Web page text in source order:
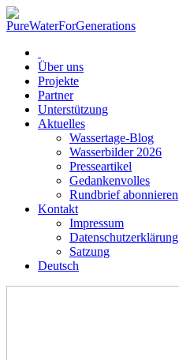
Über uns
Projekte
Partner
Unterstützung
Aktuelles
Wassertage-Blog
Wasserbilder 2026
Presseartikel
Gedankenvolles
Rundbrief abonnieren
Kontakt
Impressum
Datenschutzerklärung
Satzung
Deutsch